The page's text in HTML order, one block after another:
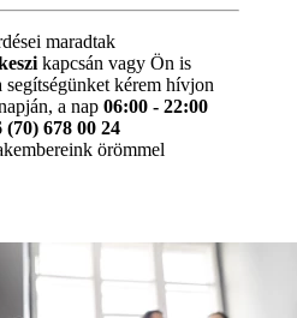
maradtak
kapcsán vagy Ön is
segítségünket kérem hívjon
a nap 06:00 - 22:00
(70) 678 00 24
örömmel